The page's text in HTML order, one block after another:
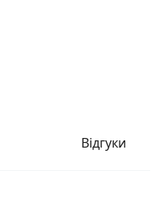
Відгуки